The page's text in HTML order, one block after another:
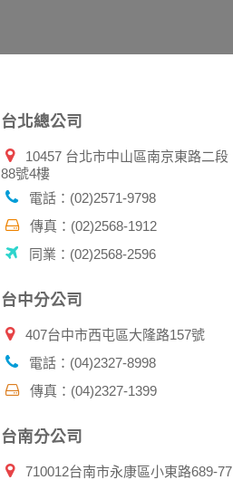
台北總公司
10457 台北市中山區南京東路二段
88號4樓
電話：(02)2571-9798
傳真：(02)2568-1912
同業：(02)2568-2596
台中分公司
407台中市西屯區大隆路157號
電話：(04)2327-8998
傳真：(04)2327-1399
台南分公司
710012台南市永康區小東路689-77